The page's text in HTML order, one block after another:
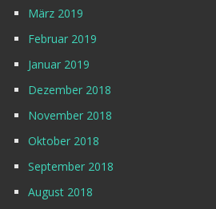
März 2019
Februar 2019
Januar 2019
Dezember 2018
November 2018
Oktober 2018
September 2018
August 2018